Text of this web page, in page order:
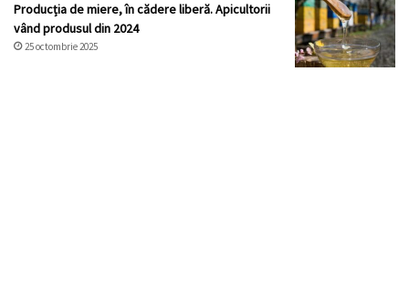
Producția de miere, în cădere liberă. Apicultorii
vând produsul din 2024
25 octombrie 2025